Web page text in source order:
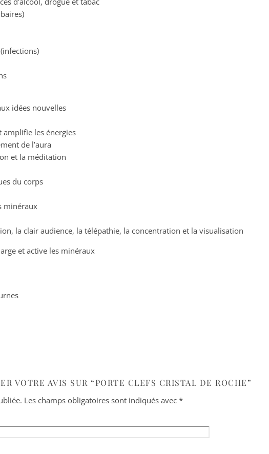
idées nouvelles
amplifie les énergies
de l’aura
et la méditation
du corps
minéraux
la clair audience, la télépathie, la concentration et la visualisation
et active les minéraux
VOTRE AVIS SUR “PORTE CLEFS CRISTAL DE ROCHE”
Les champs obligatoires sont indiqués avec *